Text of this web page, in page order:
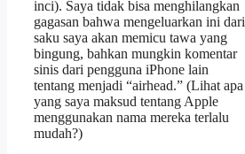
inci). Saya tidak bisa menghilangkan
gagasan bahwa mengeluarkan ini dari
saku saya akan memicu tawa yang
bingung, bahkan mungkin komentar
sinis dari pengguna iPhone lain
tentang menjadi “airhead.” (Lihat apa
yang saya maksud tentang Apple
menggunakan nama mereka terlalu
mudah?)